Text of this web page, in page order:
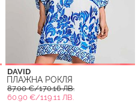
DAVID
ПЛАЖНА РОКЛЯ
87.00 €/170.16 ЛВ.
60.90 €/119.11 ЛВ.